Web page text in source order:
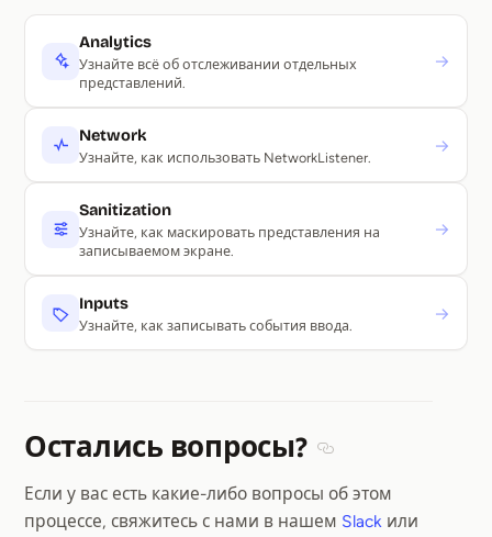
Analytics
Узнайте всё об отслеживании отдельных
представлений.
→
Network
Узнайте, как использовать NetworkListener.
→
Sanitization
Узнайте, как маскировать представления на
записываемом экране.
→
Inputs
Узнайте, как записывать события ввода.
→
Остались вопросы?
Если у вас есть какие-либо вопросы об этом
процессе, свяжитесь с нами в нашем Slack или